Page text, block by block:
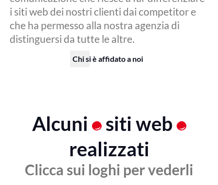
i siti web dei nostri clienti dai competitor e
che ha permesso alla nostra agenzia di
distinguersi da tutte le altre.
Chi si è affidato a noi
Alcuni
siti web
realizzati
Clicca sui loghi per vederli